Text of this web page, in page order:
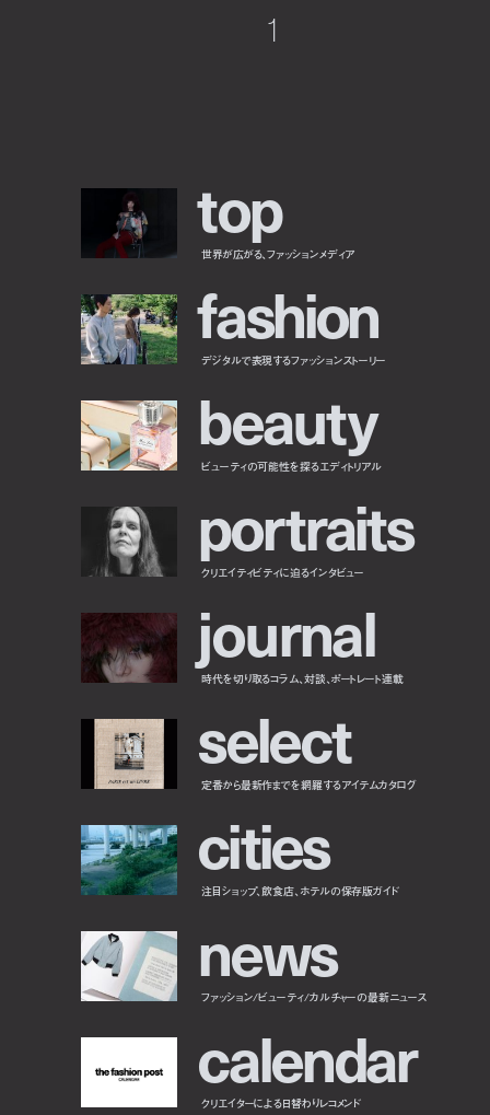
1
top
世界が広がる、ファッションメディア
fashion
デジタルで表現するファッションストーリー
beauty
ビューティの可能性を探るエディトリアル
portraits
クリエイティビティに迫るインタビュー
journal
時代を切り取るコラム、対談、ポートレート連載
select
定番から最新作までを網羅するアイテムカタログ
cities
注目ショップ、飲食店、ホテルの保存版ガイド
news
ファッション/ビューティ/カルチャーの最新ニュース
calendar
クリエイターによる日替わりレコメンド